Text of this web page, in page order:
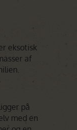
eksotisk
af
på
med en